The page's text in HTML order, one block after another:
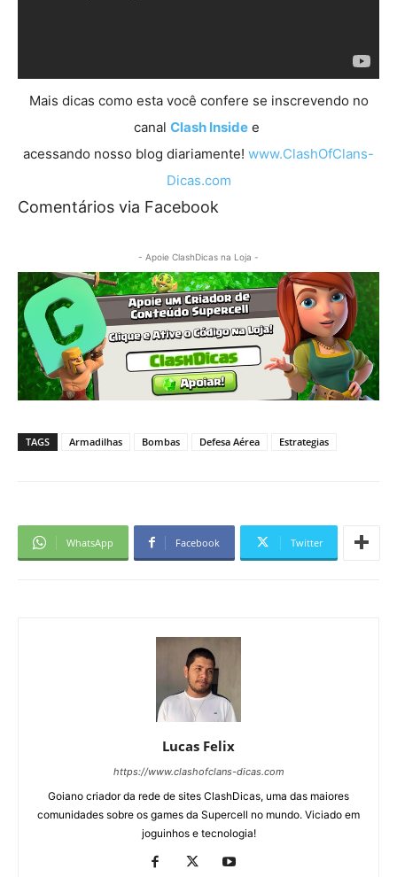
Mais dicas como esta você confere se inscrevendo no
canal Clash Inside e
acessando nosso blog diariamente! www.ClashOfClans-
Dicas.com
Comentários via Facebook
- Apoie ClashDicas na Loja -
TAGS Armadilhas Bombas Defesa Aérea Estrategias
WhatsApp Facebook Twitter
Lucas Felix
https://www.clashofclans-dicas.com
Goiano criador da rede de sites ClashDicas, uma das maiores
comunidades sobre os games da Supercell no mundo. Viciado em
joguinhos e tecnologia!